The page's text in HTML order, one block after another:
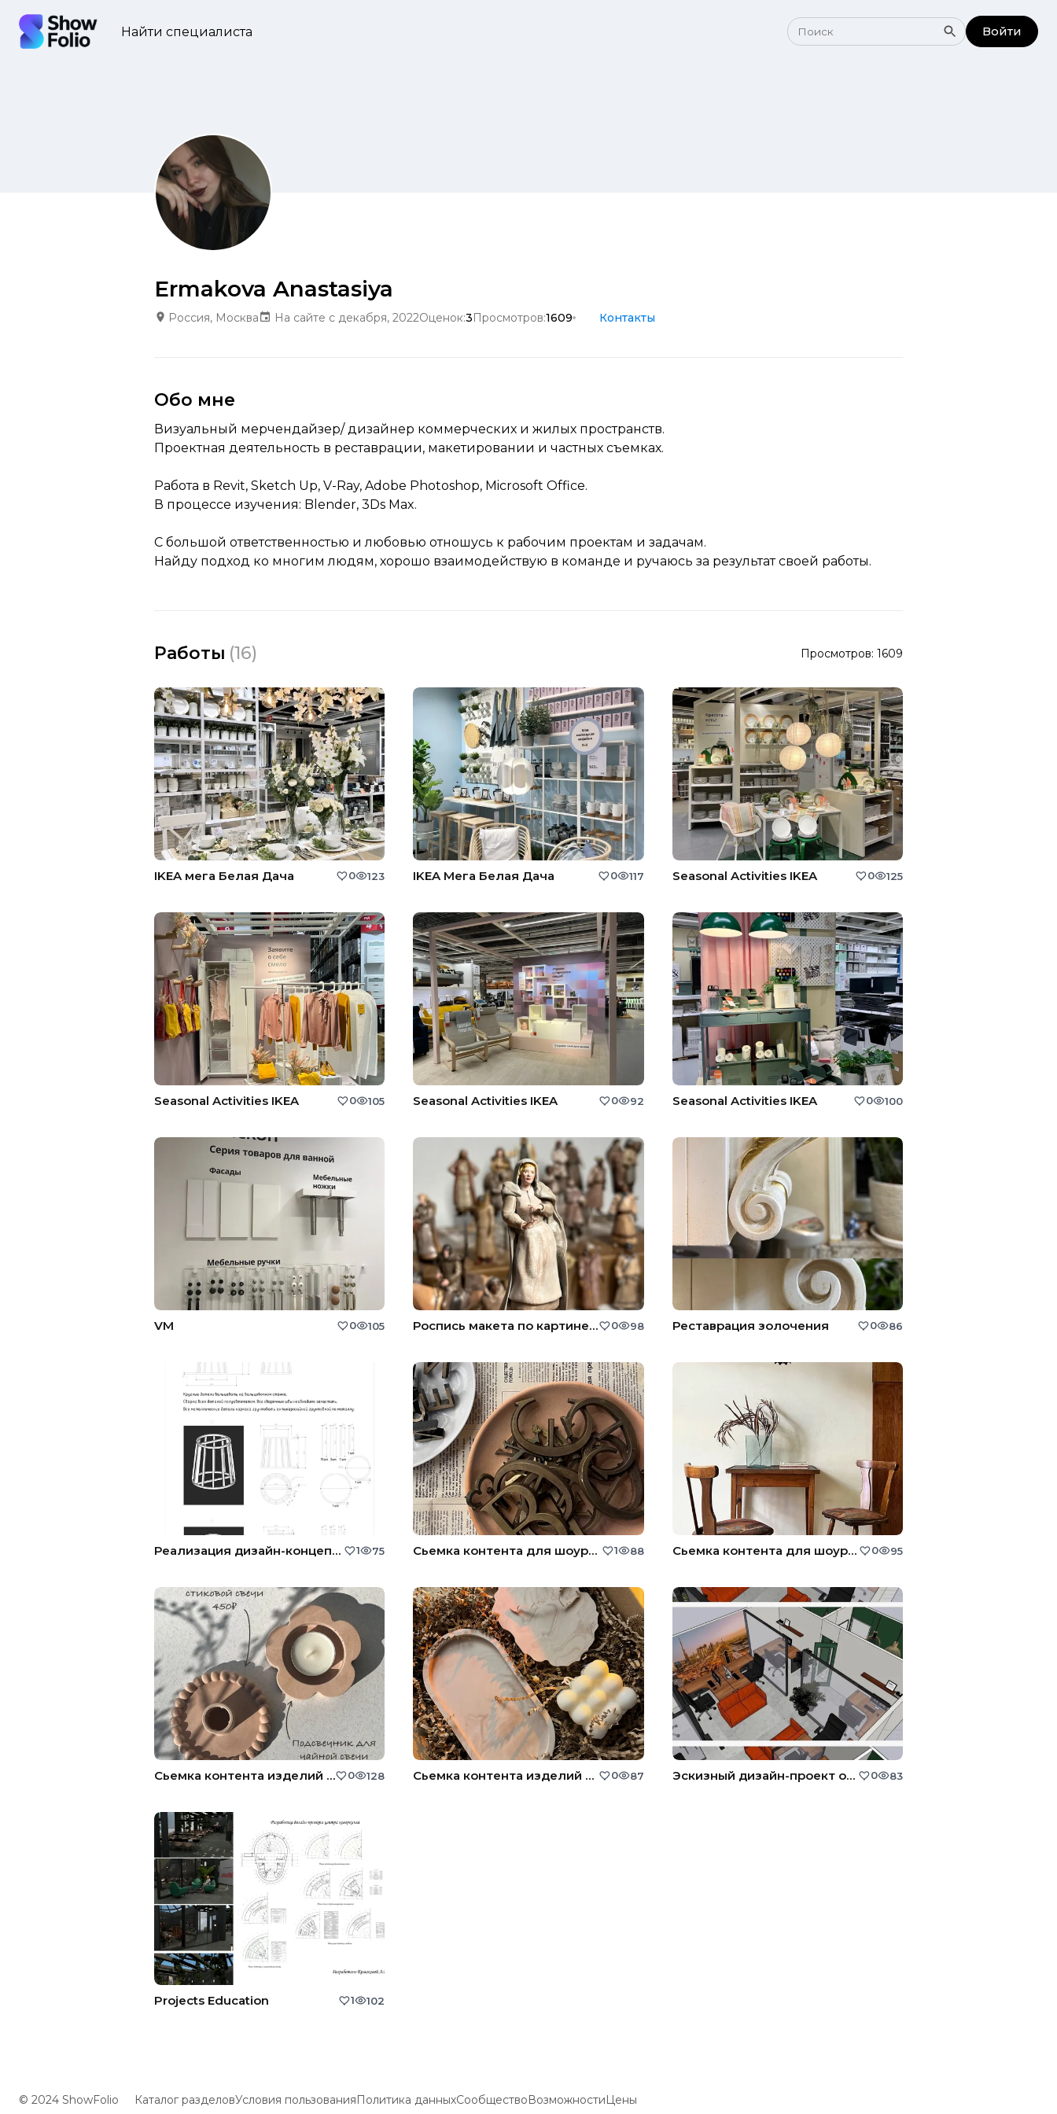
Найти специалиста Войти
Ermakova Anastasiya
Россия, Москва На сайте с декабря, 2022Оценок:3Просмотров:1609 Контакты
Обо мне
Визуальный мерчендайзер/ дизайнер коммерческих и жилых пространств.
Проектная деятельность в реставрации, макетировании и частных съемках.
Работа в Revit, Sketch Up, V-Ray, Adobe Photoshop, Microsoft Office.
В процессе изучения: Blender, 3Ds Max.
С большой ответственностью и любовью отношусь к рабочим проектам и задачам.
Найду подход ко многим людям, хорошо взаимодействую в команде и ручаюсь за результат своей работы.
Работы (16) Просмотров: 1609
IKEA мега Белая Дача 0 123 IKEA Мега Белая Дача 0 117 Seasonal Activities IKEA 0 125
Seasonal Activities IKEA 0 105 Seasonal Activities IKEA 0 92 Seasonal Activities IKEA 0 100
VM 0 105 Роспись макета по картине художника 0 98 Реставрация золочения 0 86
Реализация дизайн-концепции стола 1 75 Сьемка контента для шоурума Factory232 1 88 Сьемка контента для шоурума Factory232 0 95
Сьемка контента изделий ручной работы 0 128 Сьемка контента изделий ручной работы 0 87 Эскизный дизайн-проект офиса 0 83
Projects Education 1 102
© 2024 ShowFolio Каталог разделовУсловия пользованияПолитика данныхСообществоВозможностиЦены